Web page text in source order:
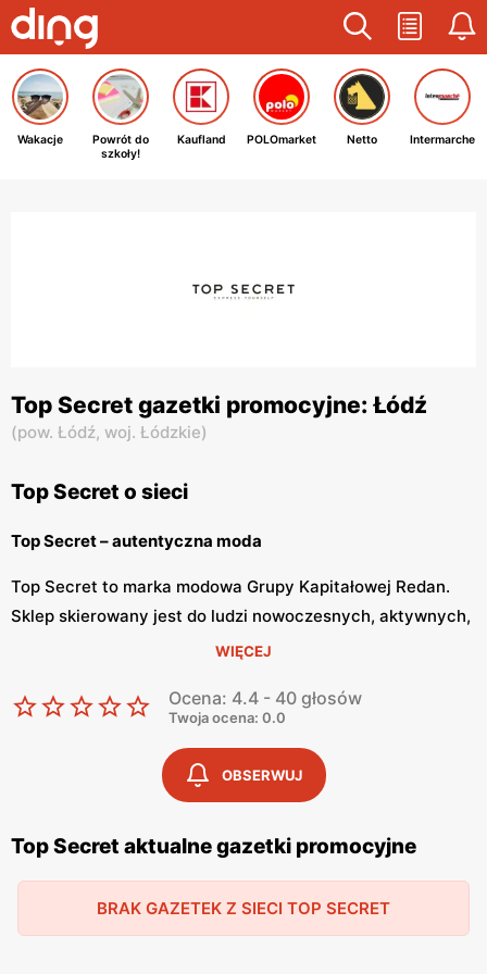
Wakacje
Powrót do
szkoły!
Kaufland POLOmarket Netto Intermarche
Top Secret gazetki promocyjne: Łódź
(pow. Łódź, woj. Łódzkie)
Top Secret o sieci
Top Secret – autentyczna moda
Top Secret to marka modowa Grupy Kapitałowej Redan.
Sklep skierowany jest do ludzi nowoczesnych, aktywnych,
którzy realizują się zawodowo i rodzinnie. Marka ma na
klientów.
Top Secret ma w swojej ofercie zarówno odzież damską i
w modzie, a zarazem nowoczesne i odważne. Projektanci
tworząc produkty czerpią inspirację z najnowszych
trendów, jednakże dostosowują je do rozmaitych potrzeb
swoich klientów. Top Secret ma podzieloną kolekcje na
WIĘCEJ
Ocena: 4.4 - 40 głosów
Twoja ocena: 0.0
OBSERWUJ
Top Secret aktualne gazetki promocyjne
BRAK GAZETEK Z SIECI TOP SECRET